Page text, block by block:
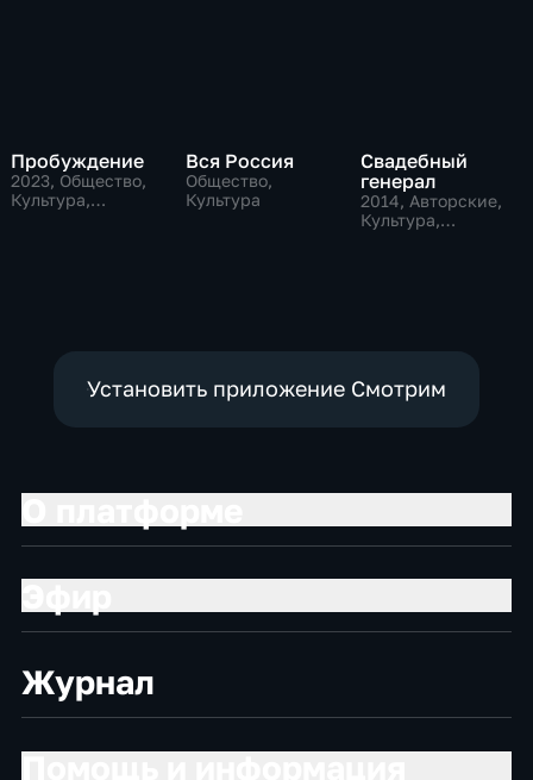
Пробуждение
2023, Общество,
Культура,
Вся Россия
Общество,
Культура
Свадебный
генерал
2014, Авторские,
Культура,
Установить приложение Смотрим
Журнал